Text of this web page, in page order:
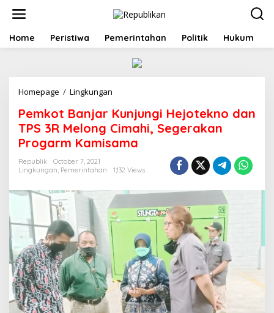
t
Home Peristiwa Pemerintahan Politik Hukum
Homepage / Lingkungan
m
k
o
t
a
a
r
K
n
j
u
n
g
Pemkot Banjar Kunjungi Hejotekno dan
TPS 3R Melong Cimahi, Segerakan
Progarm Kamisama
Republik
October 7, 2021
Lingkungan, Pemerintahan 1,132 Views